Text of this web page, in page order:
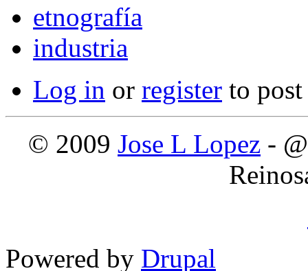
etnografía
industria
Log in or register to
© 2009 Jose L Lopez -
Powered by Drupal